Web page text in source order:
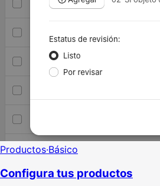
Productos·Básico
Configura tus productos